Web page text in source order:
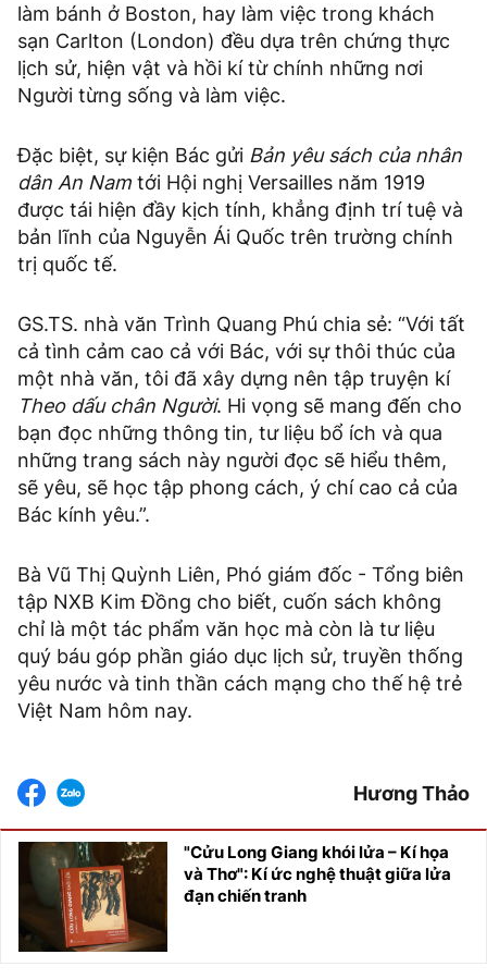
làm bánh ở Boston, hay làm việc trong khách
sạn Carlton (London) đều dựa trên chứng thực
lịch sử, hiện vật và hồi kí từ chính những nơi
Người từng sống và làm việc.
Đặc biệt, sự kiện Bác gửi Bản yêu sách của nhân
dân An Nam tới Hội nghị Versailles năm 1919
được tái hiện đầy kịch tính, khẳng định trí tuệ và
bản lĩnh của Nguyễn Ái Quốc trên trường chính
trị quốc tế.
GS.TS. nhà văn Trình Quang Phú chia sẻ: “Với tất
cả tình cảm cao cả với Bác, với sự thôi thúc của
một nhà văn, tôi đã xây dựng nên tập truyện kí
Theo dấu chân Người. Hi vọng sẽ mang đến cho
bạn đọc những thông tin, tư liệu bổ ích và qua
những trang sách này người đọc sẽ hiểu thêm,
sẽ yêu, sẽ học tập phong cách, ý chí cao cả của
Bác kính yêu.”.
Bà Vũ Thị Quỳnh Liên, Phó giám đốc - Tổng biên
tập NXB Kim Đồng cho biết, cuốn sách không
chỉ là một tác phẩm văn học mà còn là tư liệu
quý báu góp phần giáo dục lịch sử, truyền thống
yêu nước và tinh thần cách mạng cho thế hệ trẻ
Việt Nam hôm nay.
Hương Thảo
"Cửu Long Giang khói lửa – Kí họa
và Thơ": Kí ức nghệ thuật giữa lửa
đạn chiến tranh